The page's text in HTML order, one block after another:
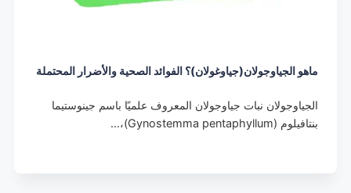
ماهو الجياوجولان(جياوغولان)؟ الفوائد الصحية والأضرار المحتملة
الجياوجولان نبات جياوجولان المعروف علميًا باسم جينوستيما
بنتافيلوم (Gynostemma pentaphyllum)،…